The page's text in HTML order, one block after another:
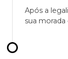
Após a
sua